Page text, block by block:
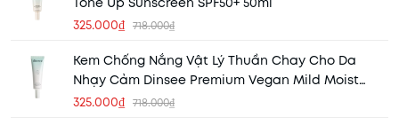
325.000₫ 718.000₫
Kem Chống Nắng Vật Lý Thuần Chay Cho Da
Nhạy Cảm Dinsee Premium Vegan Mild Moist
Sunscreen SPF50+ 50ml
325.000₫ 718.000₫